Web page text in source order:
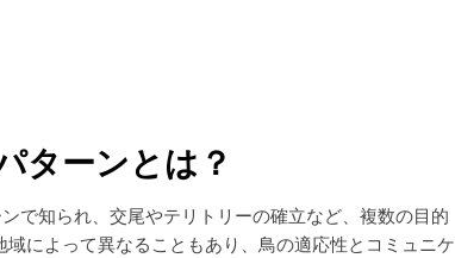
ターンとは？
で知られ、交尾やテリトリーの確立など、複数の目的
によって異なることもあり、鳥の適応性とコミュニケ